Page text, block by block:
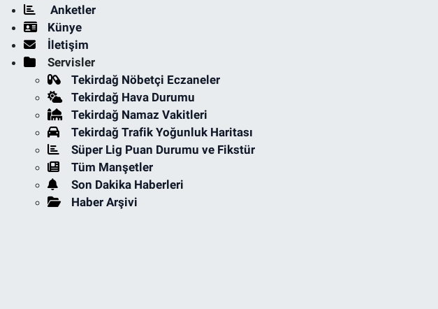
Anketler
Künye
İletişim
Servisler
Tekirdağ Nöbetçi Eczaneler
Tekirdağ Hava Durumu
Tekirdağ Namaz Vakitleri
Tekirdağ Trafik Yoğunluk Haritası
Süper Lig Puan Durumu ve Fikstür
Tüm Manşetler
Son Dakika Haberleri
Haber Arşivi